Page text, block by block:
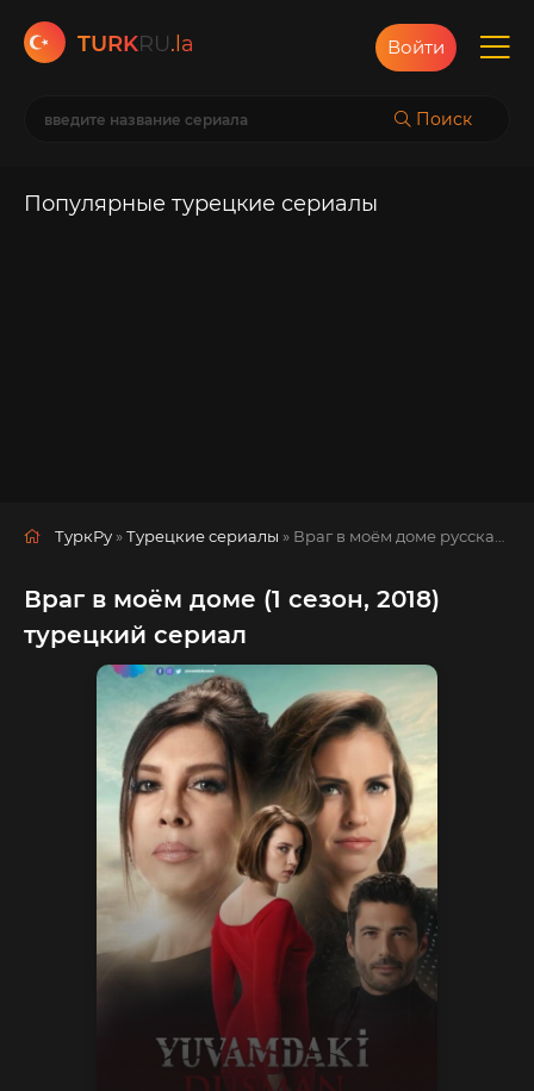
TURKRU.la
Поиск
Войти
Популярные турецкие сериалы
ТуркРу »Турецкие сериалы » Враг в моём доме русская озвучка смотреть полностью онлайн!
Враг в моём доме (1 сезон, 2018)
турецкий сериал